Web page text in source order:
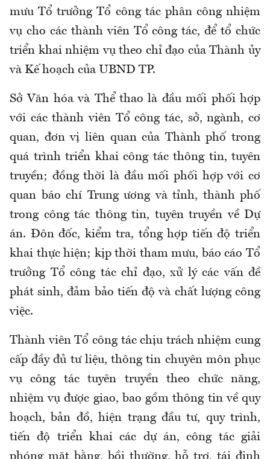
mưu Tổ trưởng Tổ công tác phân công nhiệm
vụ cho các thành viên Tổ công tác, để tổ chức
triển khai nhiệm vụ theo chỉ đạo của Thành ủy
và Kế hoạch của UBND TP.
Sở Văn hóa và Thể thao là đầu mối phối hợp
với các thành viên Tổ công tác, sở, ngành, cơ
quan, đơn vị liên quan của Thành phố trong
quá trình triển khai công tác thông tin, tuyên
truyền; đồng thời là đầu mối phối hợp với cơ
quan báo chí Trung ương và tỉnh, thành phố
trong công tác thông tin, tuyên truyền về Dự
án. Đôn đốc, kiểm tra, tổng hợp tiến độ triển
khai thực hiện; kịp thời tham mưu, báo cáo Tổ
trưởng Tổ công tác chỉ đạo, xử lý các vấn đề
phát sinh, đảm bảo tiến độ và chất lượng công
việc.
Thành viên Tổ công tác chịu trách nhiệm cung
cấp đầy đủ tư liệu, thông tin chuyên môn phục
vụ công tác tuyên truyền theo chức năng,
nhiệm vụ được giao, bao gồm thông tin về quy
hoạch, bản đồ, hiện trạng đầu tư, quy trình,
tiến độ triển khai các dự án, công tác giải